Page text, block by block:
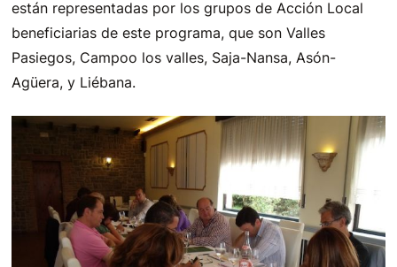
están representadas por los grupos de Acción Local
beneficiarias de este programa, que son Valles
Pasiegos, Campoo los valles, Saja-Nansa, Asón-
Agüera, y Liébana.